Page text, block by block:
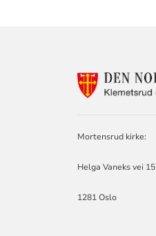
Mortensrud kirke:
Helga Vaneks vei 15
1281 Oslo